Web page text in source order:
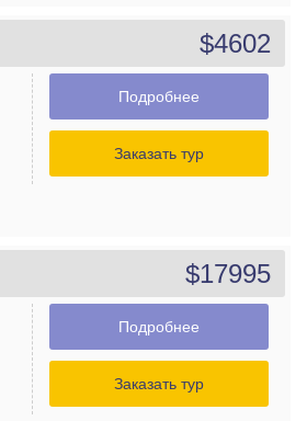
$4602
Подробнее
Заказать тур
$17995
Подробнее
Заказать тур